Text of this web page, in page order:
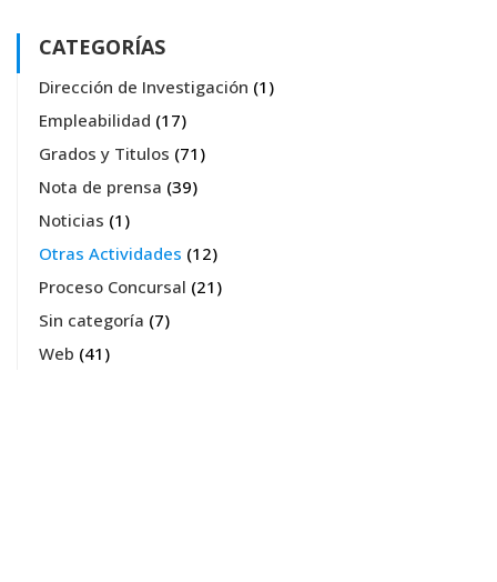
CATEGORÍAS
Dirección de Investigación (1)
Empleabilidad (17)
Grados y Titulos (71)
Nota de prensa (39)
Noticias (1)
Otras Actividades (12)
Proceso Concursal (21)
Sin categoría (7)
Web (41)